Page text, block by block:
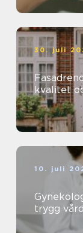
30. juli
kvalitet
10. juli
trygg